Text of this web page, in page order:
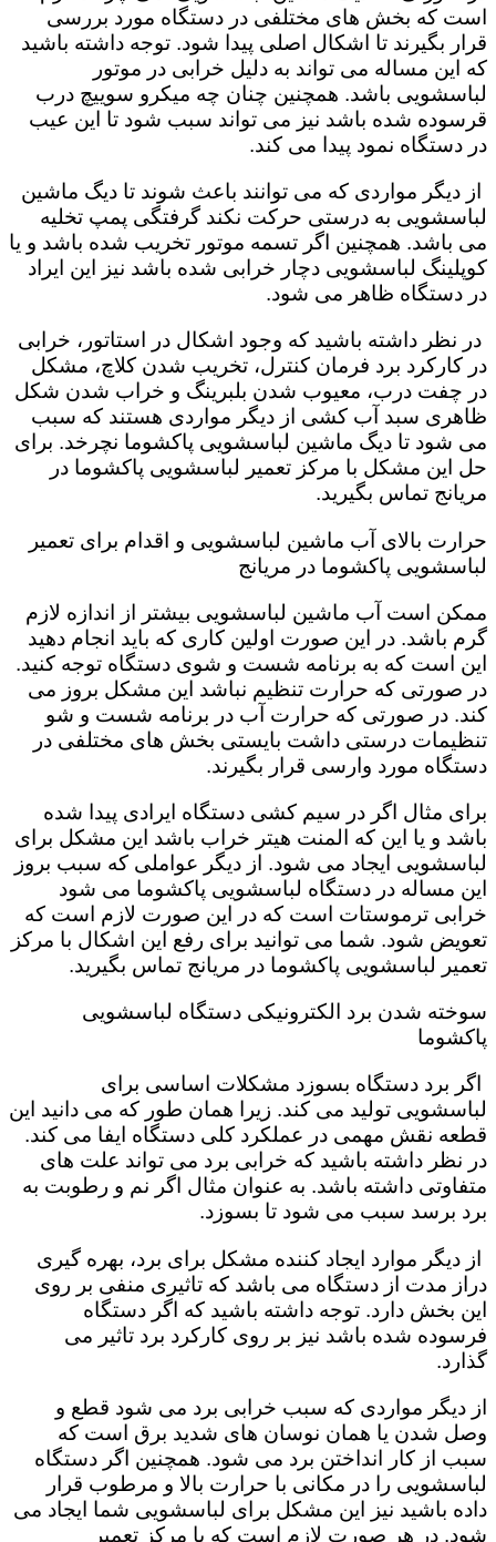
است که بخش های مختلفی در دستگاه مورد بررسی
قرار بگیرند تا اشکال اصلی پیدا شود. توجه داشته باشید
که این مساله می تواند به دلیل خرابی در موتور
لباسشویی باشد. همچنین چنان چه میکرو سوییچ درب
قرسوده شده باشد نیز می تواند سبب شود تا این عیب
در دستگاه نمود پیدا می کند.
از دیگر مواردی که می توانند باعث شوند تا دیگ ماشین
لباسشویی به درستی حرکت نکند گرفتگی پمپ تخلیه
می باشد. همچنین اگر تسمه موتور تخریب شده باشد و یا
کوپلینگ لباسشویی دچار خرابی شده باشد نیز این ایراد
در دستگاه ظاهر می شود.
در نظر داشته باشید که وجود اشکال در استاتور، خرابی
در کارکرد برد فرمان کنترل، تخریب شدن کلاچ، مشکل
در چفت درب، معیوب شدن بلبرینگ و خراب شدن شکل
ظاهری سبد آب کشی از دیگر مواردی هستند که سبب
می شود تا دیگ ماشین لباسشویی پاکشوما نچرخد. برای
حل این مشکل با مرکز تعمیر لباسشویی پاکشوما در
مریانج تماس بگیرید.
حرارت بالای آب ماشین لباسشویی و اقدام برای تعمیر
لباسشویی پاکشوما در مریانج
ممکن است آب ماشین لباسشویی بیشتر از اندازه لازم
گرم باشد. در این صورت اولین کاری که باید انجام دهید
این است که به برنامه شست و شوی دستگاه توجه کنید.
در صورتی که حرارت تنظیم نباشد این مشکل بروز می
کند. در صورتی که حرارت آب در برنامه شست و شو
تنظیمات درستی داشت بایستی بخش های مختلفی در
دستگاه مورد وارسی قرار بگیرند.
برای مثال اگر در سیم کشی دستگاه ایرادی پیدا شده
باشد و یا این که المنت هیتر خراب باشد این مشکل برای
لباسشویی ایجاد می شود. از دیگر عواملی که سبب بروز
این مساله در دستگاه لباسشویی پاکشوما می شود
خرابی ترموستات است که در این صورت لازم است که
تعویض شود. شما می توانید برای رفع این اشکال با مرکز
تعمیر لباسشویی پاکشوما در مریانج تماس بگیرید.
سوخته شدن برد الکترونیکی دستگاه لباسشویی
پاکشوما
اگر برد دستگاه بسوزد مشکلات اساسی برای
لباسشویی تولید می کند. زیرا همان طور که می دانید این
قطعه نقش مهمی در عملکرد کلی دستگاه ایفا می کند.
در نظر داشته باشید که خرابی برد می تواند علت های
متفاوتی داشته باشد. به عنوان مثال اگر نم و رطوبت به
برد برسد سبب می شود تا بسوزد.
از دیگر موارد ایجاد کننده مشکل برای برد، بهره گیری
دراز مدت از دستگاه می باشد که تاثیری منفی بر روی
این بخش دارد. توجه داشته باشید که اگر دستگاه
فرسوده شده باشد نیز بر روی کارکرد برد تاثیر می
گذارد.
از دیگر مواردی که سبب خرابی برد می شود قطع و
وصل شدن یا همان نوسان های شدید برق است که
سبب از کار انداختن برد می شود. همچنین اگر دستگاه
لباسشویی را در مکانی با حرارت بالا و مرطوب قرار
داده باشید نیز این مشکل برای لباسشویی شما ایجاد می
شود. در هر صورت لازم است که با مرکز تعمیر